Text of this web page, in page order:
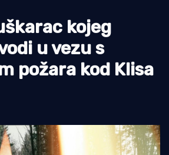
kojeg
u vezu s
požara kod Klisa